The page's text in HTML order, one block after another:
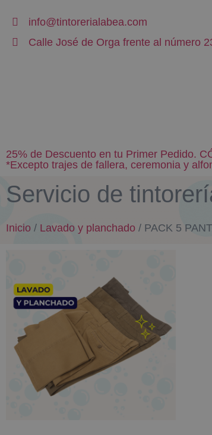
info@tintorerialabea.com
Calle José de Orga frente al número
25% de Descuento en tu Primer Pedido.
*Excepto trajes de fallera, ceremonia y
Servicio de
Inicio / Lavado y planchado / PACK 5